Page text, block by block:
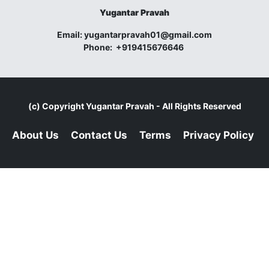
Yugantar Pravah
Email:yugantarpravah01@gmail.com
Phone: +919415676646
(c) CopyrightYugantar Pravah - All Rights Reserved
About Us Contact Us Terms Privacy Policy